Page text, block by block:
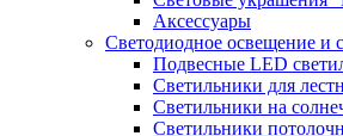
Аксессуары
Светодиодное освещение и
Подвесные LED
Светильники для
Светильники на
Светильники